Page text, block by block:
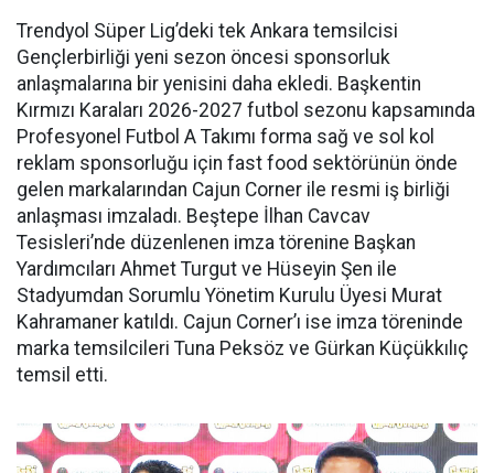
Trendyol Süper Lig’deki tek Ankara temsilcisi
Gençlerbirliği yeni sezon öncesi sponsorluk
anlaşmalarına bir yenisini daha ekledi. Başkentin
Kırmızı Karaları 2026-2027 futbol sezonu kapsamında
Profesyonel Futbol A Takımı forma sağ ve sol kol
reklam sponsorluğu için fast food sektörünün önde
gelen markalarından Cajun Corner ile resmi iş birliği
anlaşması imzaladı. Beştepe İlhan Cavcav
Tesisleri’nde düzenlenen imza törenine Başkan
Yardımcıları Ahmet Turgut ve Hüseyin Şen ile
Stadyumdan Sorumlu Yönetim Kurulu Üyesi Murat
Kahramaner katıldı. Cajun Corner’ı ise imza töreninde
marka temsilcileri Tuna Peksöz ve Gürkan Küçükkılıç
temsil etti.